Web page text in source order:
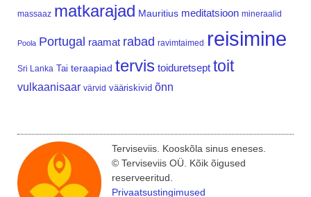
massaaz matkarajad Mauritius meditatsioon mineraalid
Poola Portugal raamat rabad ravimtaimed reisimine
Sri Lanka Tai teraapiad tervis toiduretsept toit
vulkaanisaar värvid vääriskivid õnn
Terviseviis. Kooskõla sinus eneses.
© Terviseviis OÜ. Kõik õigused
reserveeritud.
Privaatsustingimused